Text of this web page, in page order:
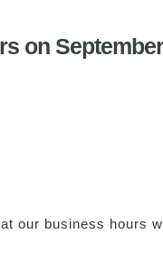
on
our business hours